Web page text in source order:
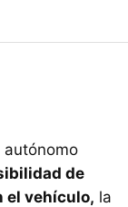
autónomo
de
el vehículo, la